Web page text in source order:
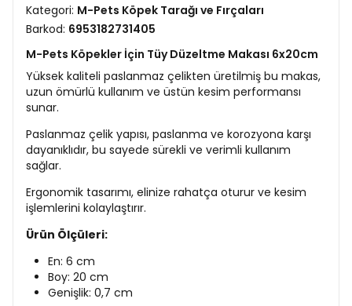
Kategori: M-Pets Köpek Tarağı ve Fırçaları
Barkod: 6953182731405
M-Pets Köpekler İçin Tüy Düzeltme Makası 6x20cm
Yüksek kaliteli paslanmaz çelikten üretilmiş bu makas,
uzun ömürlü kullanım ve üstün kesim performansı
sunar.
Paslanmaz çelik yapısı, paslanma ve korozyona karşı
dayanıklıdır, bu sayede sürekli ve verimli kullanım
sağlar.
Ergonomik tasarımı, elinize rahatça oturur ve kesim
işlemlerini kolaylaştırır.
Ürün Ölçüleri:
En: 6 cm
Boy: 20 cm
Genişlik: 0,7 cm